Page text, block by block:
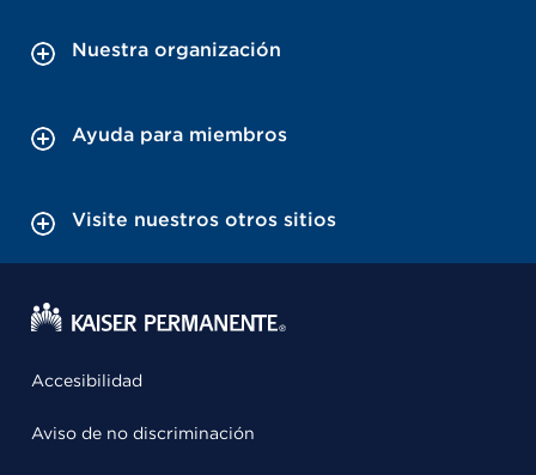
Nuestra organización
Ayuda para miembros
Visite nuestros otros sitios
Accesibilidad
Aviso de no discriminación